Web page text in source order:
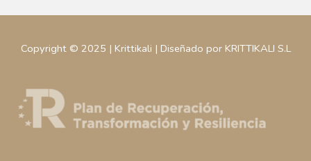
Copyright © 2025 | Krittikali | Diseñado por KRITTIKALI S.L